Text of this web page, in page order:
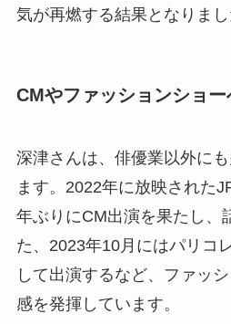
気が再燃する結果となりまし
CMやファッションショ
深津さんは、俳優業以外に
ます。2022年に放映された
年ぶりにCM出演を果たし、
た、2023年10月にはパリコ
して出演するなど、ファッ
感を発揮しています。